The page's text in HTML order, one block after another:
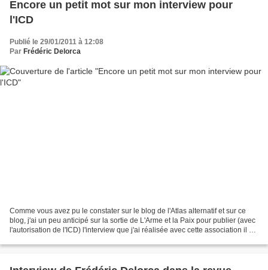
Encore un petit mot sur mon interview pour
l'ICD
Publié le 29/01/2011 à 12:08
Par Frédéric Delorca
Comme vous avez pu le constater sur le blog de l'Atlas alternatif et sur ce
blog, j'ai un peu anticipé sur la sortie de L'Arme et la Paix pour publier (avec
l'autorisation de l'ICD) l'interview que j'ai réalisée avec cette association il y a